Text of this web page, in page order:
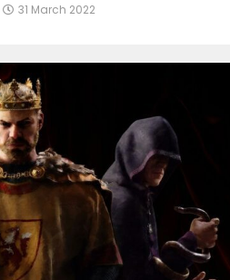
31 March 2022